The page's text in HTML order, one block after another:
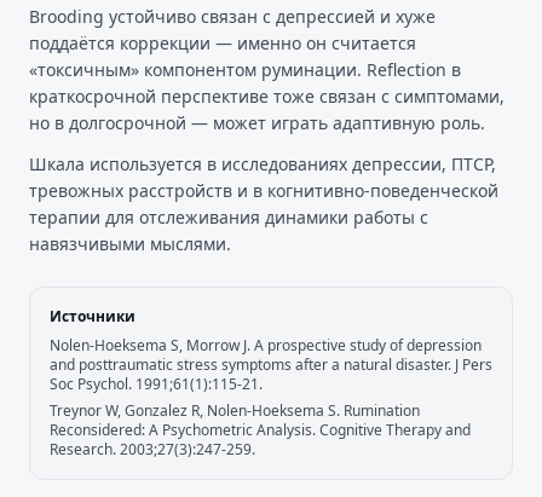
Brooding устойчиво связан с депрессией и хуже
поддаётся коррекции — именно он считается
«токсичным» компонентом руминации. Reflection в
краткосрочной перспективе тоже связан с симптомами,
но в долгосрочной — может играть адаптивную роль.
Шкала используется в исследованиях депрессии, ПТСР,
тревожных расстройств и в когнитивно-поведенческой
терапии для отслеживания динамики работы с
навязчивыми мыслями.
Источники
Nolen-Hoeksema S, Morrow J. A prospective study of depression
and posttraumatic stress symptoms after a natural disaster. J Pers
Soc Psychol. 1991;61(1):115-21.
Treynor W, Gonzalez R, Nolen-Hoeksema S. Rumination
Reconsidered: A Psychometric Analysis. Cognitive Therapy and
Research. 2003;27(3):247-259.